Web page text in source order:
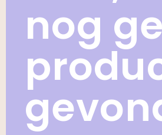
nog